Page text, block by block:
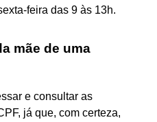
feira das 9 às 13h.
mãe de uma
e consultar as
já que, com certeza,